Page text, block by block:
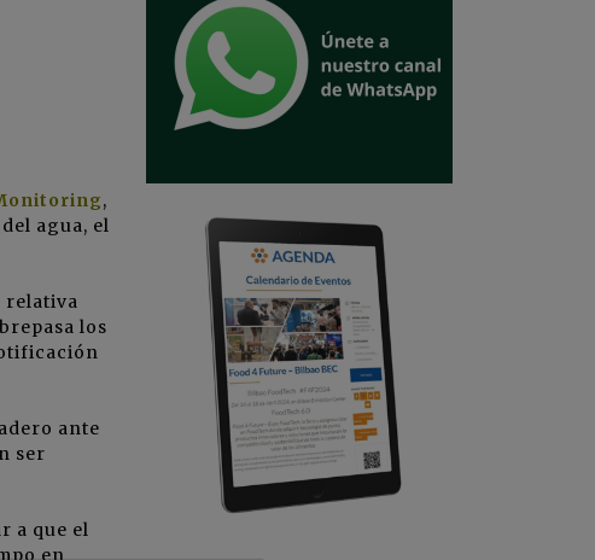
,
agua, el
relativa
los
ante
ser
a que el
en